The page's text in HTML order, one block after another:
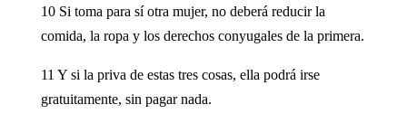
10 Si toma para sí otra mujer, no deberá reducir la
comida, la ropa y los derechos conyugales de la primera.
11 Y si la priva de estas tres cosas, ella podrá irse
gratuitamente, sin pagar nada.